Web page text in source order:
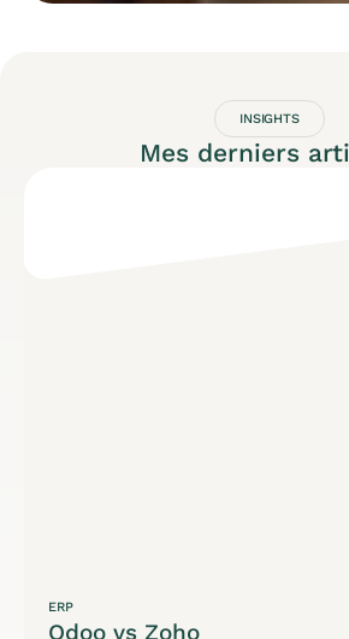
INSIGHTS
Mes derniers
ERP
Odoo vs Zoho